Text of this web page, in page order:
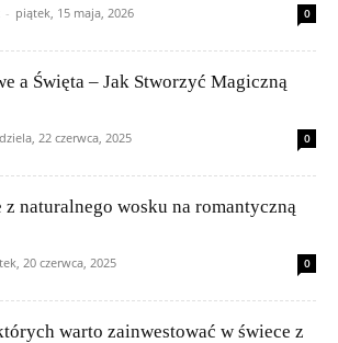
- piątek, 15 maja, 2026 0
a Święta – Jak Stworzyć Magiczną
22 czerwca, 2025 0
z naturalnego wosku na romantyczną
20 czerwca, 2025 0
warto zainwestować w świece z